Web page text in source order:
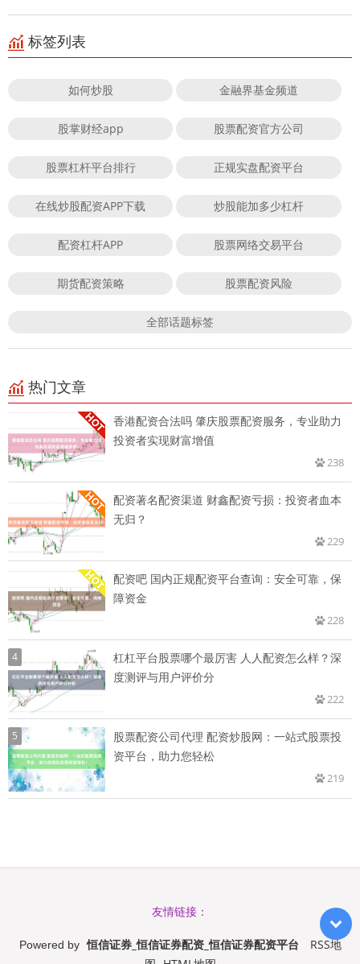
标签列表
如何炒股 金融界基金频道
股掌财经app 股票配资官方公司
股票杠杆平台排行 正规实盘配资平台
在线炒股配资APP下载 炒股能加多少杠杆
配资杠杆APP 股票网络交易平台
期货配资策略 股票配资风险
全部话题标签
热门文章
香港配资合法吗 肇庆股票配资服务，专业助力
投资者实现财富增值
238
配资著名配资渠道 财鑫配资亏损：投资者血本
无归？
229
配资吧 国内正规配资平台查询：安全可靠，保
障资金
228
4
杠杠平台股票哪个最厉害 人人配资怎么样？深
度测评与用户评价分
222
5
股票配资公司代理 配资炒股网：一站式股票投
资平台，助力您轻松
219
友情链接：
Powered by 恒信证券_恒信证券配资_恒信证券配资平台
RSS地